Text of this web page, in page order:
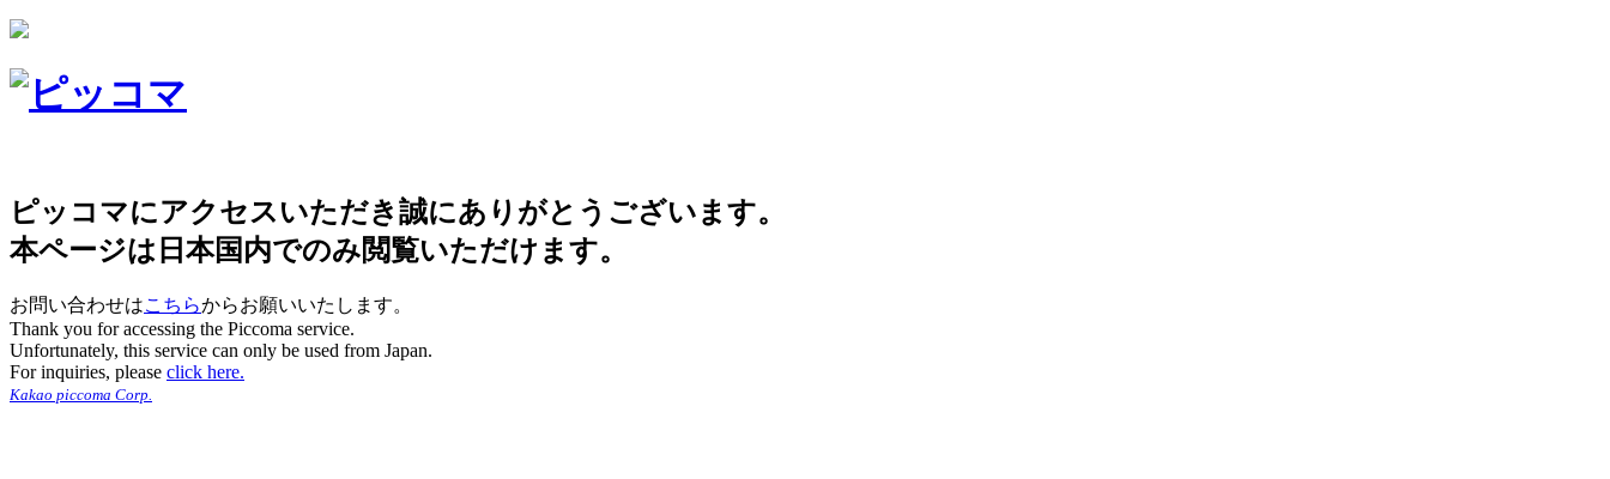
ピッコマにアクセスいただき誠にありがとうございます。
本ページは日本国内でのみ閲覧いただけます。
お問い合わせはこちらからお願いいたします。
Thank you for accessing the Piccoma service.
Unfortunately, this service can only be used from Japan.
For inquiries, please click here.
Kakao piccoma Corp.